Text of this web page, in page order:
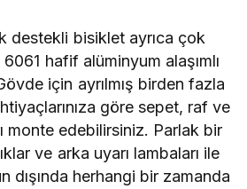
destekli bisiklet ayrıca çok
hafif alüminyum alaşımlı
için ayrılmış birden fazla
göre sepet, raf ve
monte edebilirsiniz. Parlak bir
ve arka uyarı lambaları ile
dışında herhangi bir zamanda